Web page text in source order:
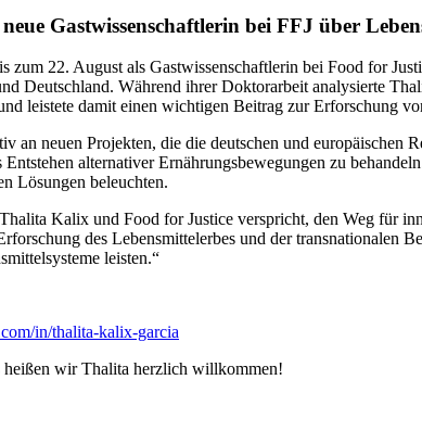
Gastwissenschaftlerin bei FFJ über
zum 22. August als Gastwissenschaftlerin bei Food for
Deutschland. Während ihrer Doktorarbeit analysierte
leistete damit einen wichtigen Beitrag zur Erforschung
an neuen Projekten, die die deutschen und
Entstehen alternativer Ernährungsbewegungen zu
Lösungen beleuchten.
Kalix und Food for Justice verspricht, den Weg für
des Lebensmittelerbes und der transnationalen
leisten.“
in/thalita-kalix-garcia
heißen wir Thalita herzlich willkommen!